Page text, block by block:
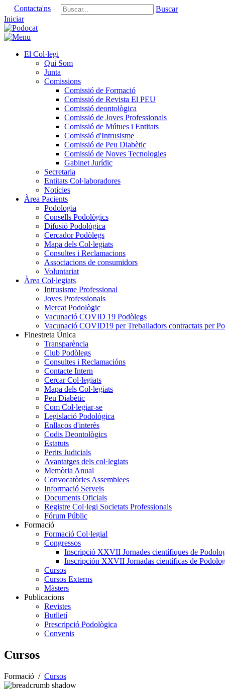
Contacta'ns
Buscar
Iniciar
El Col·legi
Qui Som
Junta
Comissions
Comissió de Formació
Comissió de Revista El PEU
Comissió deontològica
Comissió de Joves Professionals
Comissió de Mútues i Entitats
Comissió d'Intrusisme
Comissió de Peu Diabètic
Comissió de Noves Tecnologies
Gabinet Jurídic
Secretaria
Entitats Col·laboradores
Notícies
Àrea Pacients
Podologia
Consells Podològics
Difusió Podològica
Cercador Podòlegs
Mapa dels Col·legiats
Consultes i Reclamacions
Associacions de consumidors
Voluntariat
Àrea Col·legiats
Intrusisme Professional
Joves Professionals
Mercat Podològic
Vacunació COVID 19 Podòlegs
Vacunació COVID19 per Treballadors contractats per
Finestreta Única
Transparència
Club Podòlegs
Consultes i Reclamacións
Contacte Intern
Cercar Col·legiats
Mapa dels Col·legiats
Peu Diabètic
Com Col·legiar-se
Legislació Podològica
Enllaços d'interès
Codis Deontològics
Estatuts
Perits Judicials
Avantatges dels col·legiats
Memòria Anual
Convocatòries Assemblees
Informació Serveis
Documents Oficials
Registre Col·legi Societats Professionals
Fórum Públic
Formació
Formació Col·legial
Congressos
Inscripció XXVII Jornades científiques de
Inscripción XXVII Jornadas científicas de
Cursos
Cursos Externs
Màsters
Publicacions
Revistes
Butlletí
Prescripció Podològica
Convenis
Cursos
Formació / Cursos